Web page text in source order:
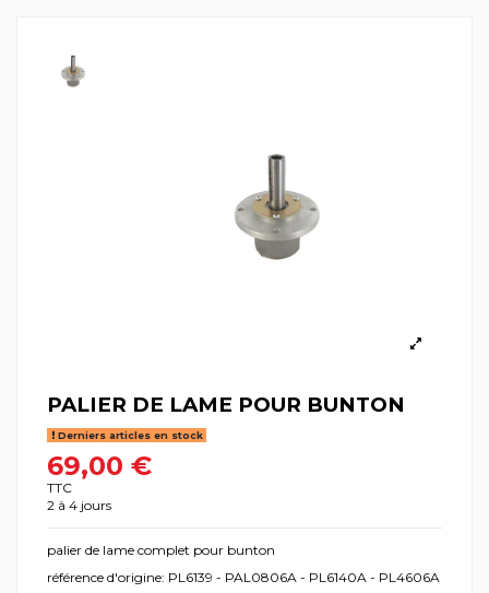
PALIER DE LAME POUR BUNTON
Derniers articles en stock
69,00 €
TTC
2 à 4 jours
palier de lame complet pour bunton
référence d'origine: PL6139 - PAL0806A - PL6140A - PL4606A